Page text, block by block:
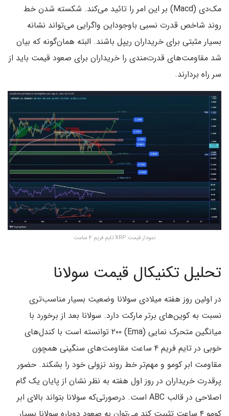
مک‌دی (Macd) بر این امر را تائید می‌کند. شکسته شدن خط
روند شاخص قدرت نسبی باوجوداین واگرایی می‌تواند نشانه
بسیار مثبتی برای خریداران ریپل باشند. البته همان‌گونه که بیان
شد مقاومت‌های قدرت‌مندی را خریداران برای صعود قیمت باید از
سر راه بردارند.
نمودار قیمت XRP تایم فریم ۴ ساعت
تحلیل تکنیکال قیمت سولانا
در اولین روز هفته میلادی سولانا وضعیت بسیار مناسب‌تری
نسبت به کوین‌های برتر مارکت دارد. سولانا بعد از برخورد با
میانگین متحرک نمایی (Ema) ۲۰۰ توانسته است با کندل‌های
خوبی در تایم فریم ۴ ساعت مقاومت‌های سنگینی همچون
مقاومت ابر کومو و مهم‌تر خط روند نزولی خود را بشکند. حضور
پرقدرت خریداران در روز اول هفته به نظر نشان از پایان یک گام
اصلاحی در قالب ABC است. درصورتی‌که سولانا بتواند بالای ابر